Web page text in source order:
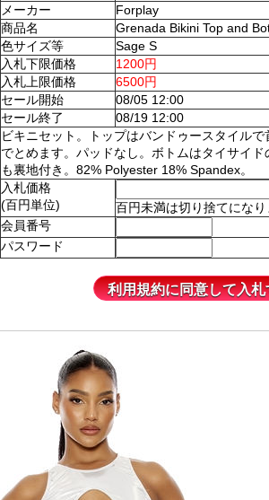
メーカー
Forplay
商品名
Grenada Bikini Top and
色サイズ等
Sage S
入札下限価格
1200円
入札上限価格
6500円
セール開始
08/05 12:00
セール終了
08/19 12:00
ビキニセット。トップはバンドゥースタイル
でとめます。パッドなし。ボトムはタイサイド
も裏地付き。82% Polyester 18% Spandex。
入札価格
(百円単位)
百円未満は切り捨てになり
会員番号
パスワード